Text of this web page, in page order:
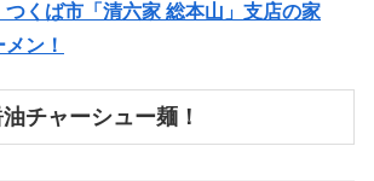
くば市「清六家 総本山」支店の家
ン！
油チャーシュー麺！